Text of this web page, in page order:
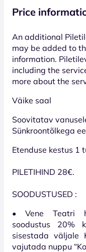
Price
An additional
may be added to
information.
including the
more about the
Väike saal
Soovitatav
Sünkroontõlkega
Etenduse kestus 1
PILETIHIND 28€.
SOODUSTUSED :
• Vene Teatri
soodustus 20%
sisestada väljale
vajutada nuppu